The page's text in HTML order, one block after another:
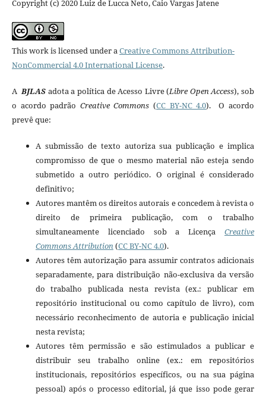
Copyright (c) 2020 Luiz de Lucca Neto, Caio Vargas Jatene
This work is licensed under aCreative Commons Attribution-
NonCommercial 4.0 International License.
ABJLAS adota a política de Acesso Livre (Libre Open Access), sob
o acordo padrão Creative Commons (CC BY-NC 4.0). O acordo
prevê que:
A submissão de texto autoriza sua publicação e implica
compromisso de que o mesmo material não esteja sendo
submetido a outro periódico. O original é considerado
definitivo;
Autores mantêm os direitos autorais e concedem à revista o
direito de primeira publicação, com o trabalho
simultaneamente licenciado sob a LicençaCreative
Commons Attribution(CC BY-NC 4.0).
Autores têm autorização para assumir contratos adicionais
separadamente, para distribuição não-exclusiva da versão
do trabalho publicada nesta revista (ex.: publicar em
repositório institucional ou como capítulo de livro), com
necessário reconhecimento de autoria e publicação inicial
nesta revista;
Autores têm permissão e são estimulados a publicar e
distribuir seu trabalho online (ex.: em repositórios
institucionais, repositórios específicos, ou na sua página
pessoal) após o processo editorial, já que isso pode gerar